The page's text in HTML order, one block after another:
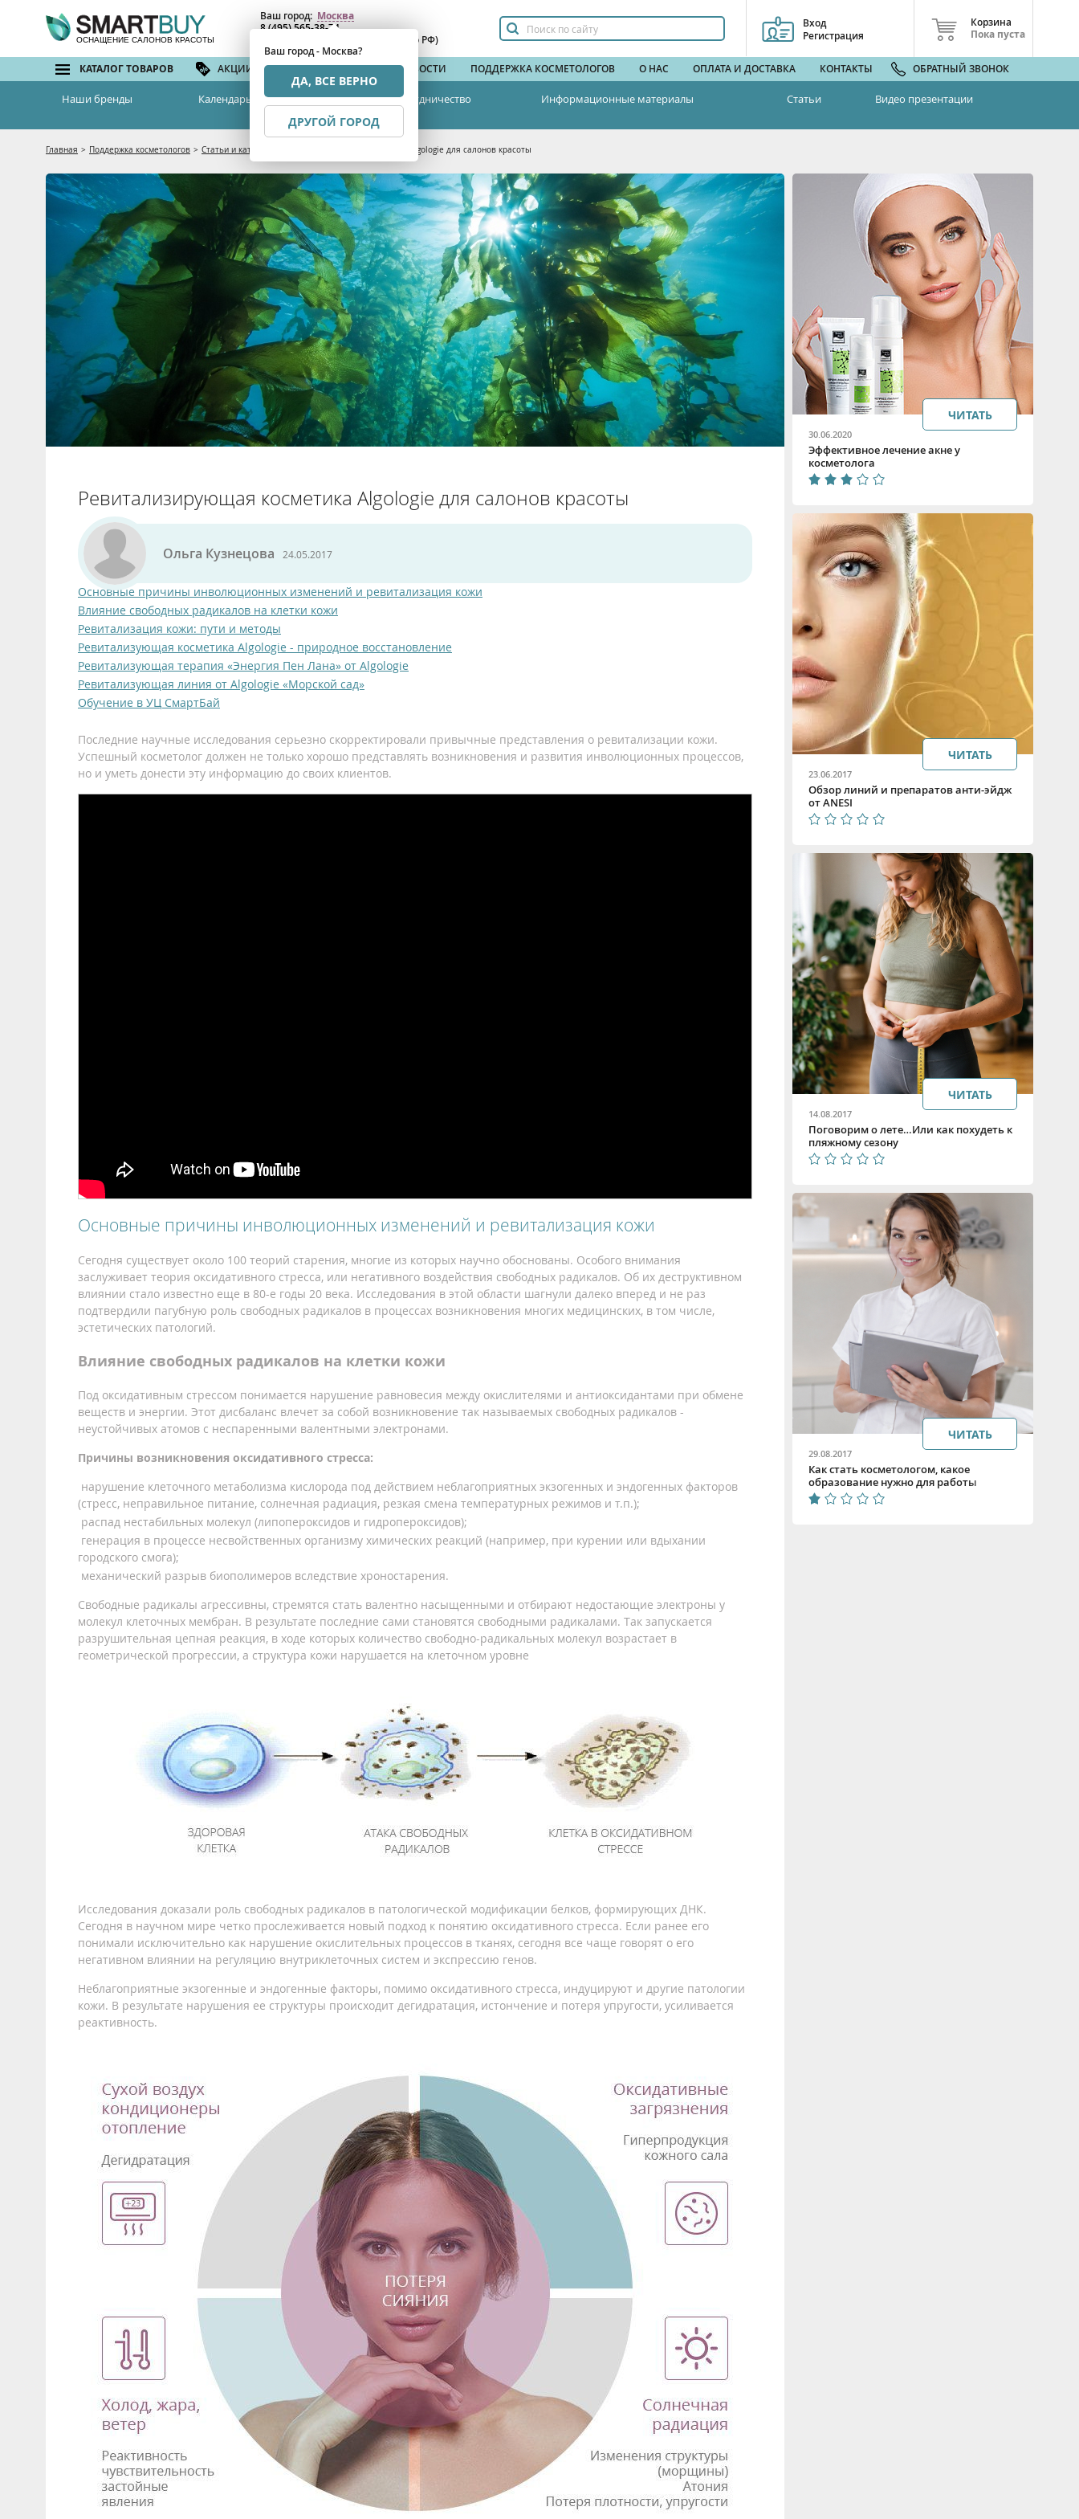
ОСНАЩЕНИЕ САЛОНОВ КРАСОТЫ
Ваш город: Москва
Ваш город - Москва?
ДА, ВСЕ ВЕРНО
ДРУГОЙ ГОРОД
8 (495) 565-38-74
(бесплатный по РФ)
Вход
Регистрация
Корзина
Пока пуста
КАТАЛОГ ТОВАРОВ АКЦИИ И СКИДКИ БРЕНДЫ НОВОСТИ ПОДДЕРЖКА КОСМЕТОЛОГОВ О НАС ОПЛАТА И ДОСТАВКА КОНТАКТЫ ОБРАТНЫЙ ЗВОНОК
Наши бренды Календарь семинаров Сотрудничество Информационные материалы Статьи Видео презентации
Главная > Поддержка косметологов > Статьи и каталоги Ревитализирующая косметика Algologie для салонов красоты
Ревитализирующая косметика Algologie для салонов красоты
Ольга Кузнецова 24.05.2017
Основные причины инволюционных изменений и ревитализация кожи
Влияние свободных радикалов на клетки кожи
Ревитализация кожи: пути и методы
Ревитализующая косметика Algologie - природное восстановление
Ревитализующая терапия «Энергия Пен Лана» от Algologie
Ревитализующая линия от Algologie «Морской сад»
Обучение в УЦ СмартБай
Последние научные исследования серьезно скорректировали привычные представления о ревитализации кожи.
Успешный косметолог должен не только хорошо представлять возникновения и развития инволюционных процессов,
но и уметь донести эту информацию до своих клиентов.
Основные причины инволюционных изменений и ревитализация кожи
Сегодня существует около 100 теорий старения, многие из которых научно обоснованы. Особого внимания
заслуживает теория оксидативного стресса, или негативного воздействия свободных радикалов. Об их деструктивном
влиянии стало известно еще в 80-е годы 20 века. Исследования в этой области шагнули далеко вперед и не раз
подтвердили пагубную роль свободных радикалов в процессах возникновения многих медицинских, в том числе,
эстетических патологий.
Влияние свободных радикалов на клетки кожи
Под оксидативным стрессом понимается нарушение равновесия между окислителями и антиоксидантами при обмене
веществ и энергии. Этот дисбаланс влечет за собой возникновение так называемых свободных радикалов -
неустойчивых атомов с неспаренными валентными электронами.
Причины возникновения оксидативного стресса:
нарушение клеточного метаболизма кислорода под действием неблагоприятных экзогенных и эндогенных факторов
(стресс, неправильное питание, солнечная радиация, резкая смена температурных режимов и т.п.);
распад нестабильных молекул (липопероксидов и гидропероксидов);
генерация в процессе несвойственных организму химических реакций (например, при курении или вдыхании
городского смога);
механический разрыв биополимеров вследствие хроностарения.
Свободные радикалы агрессивны, стремятся стать валентно насыщенными и отбирают недостающие электроны у
молекул клеточных мембран. В результате последние сами становятся свободными радикалами. Так запускается
разрушительная цепная реакция, в ходе которых количество свободно-радикальных молекул возрастает в
геометрической прогрессии, а структура кожи нарушается на клеточном уровне
Исследования доказали роль свободных радикалов в патологической модификации белков, формирующих ДНК.
Сегодня в научном мире четко прослеживается новый подход к понятию оксидативного стресса. Если ранее его
понимали исключительно как нарушение окислительных процессов в тканях, сегодня все чаще говорят о его
негативном влиянии на регуляцию внутриклеточных систем и экспрессию генов.
Неблагоприятные экзогенные и эндогенные факторы, помимо оксидативного стресса, индуцируют и другие патологии
кожи. В результате нарушения ее структуры происходит дегидратация, истончение и потеря упругости, усиливается
реактивность.
30.06.2020
Эффективное лечение акне у
косметолога
ЧИТАТЬ
23.06.2017
Обзор линий и препаратов анти-эйдж
от ANESI
ЧИТАТЬ
14.08.2017
Поговорим о лете…Или как похудеть к
пляжному сезону
ЧИТАТЬ
29.08.2017
Как стать косметологом, какое
образование нужно для работы
косметологом
ЧИТАТЬ